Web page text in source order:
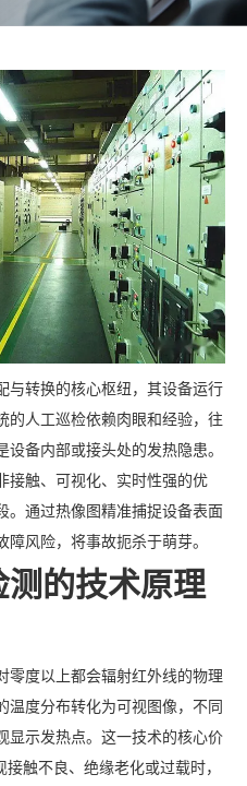
与转换的核心枢纽，其设备运行
的人工巡检依赖肉眼和经验，往
备内部或接头处的发热隐患。
接触、可视化、实时性强的优
。通过热像图精准捕捉设备表面
风险，将事故扼杀于萌芽。
的技术原理
零度以上都会辐射红外线的物理
温度分布转化为可视图像，不同
显示发热点。这一技术的核心价
触不良、绝缘老化或过载时，